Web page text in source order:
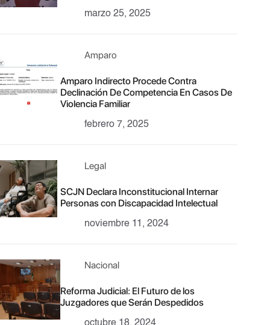
marzo 25, 2025
Amparo
Amparo Indirecto Procede Contra
Declinación De Competencia En Casos De
Violencia Familiar
febrero 7, 2025
Legal
SCJN Declara Inconstitucional Internar
Personas con Discapacidad Intelectual
noviembre 11, 2024
Nacional
Reforma Judicial: El Futuro de los
Juzgadores que Serán Despedidos
octubre 18, 2024